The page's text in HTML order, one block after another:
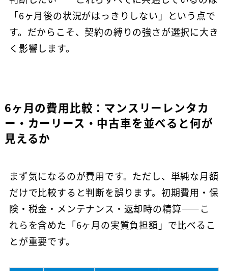
「6ヶ月後の状況がはっきりしない」という点で
す。だからこそ、契約の縛りの強さが選択に大き
く影響します。
6ヶ月の費用比較：マンスリーレンタカ
ー・カーリース・中古車を並べると何が
見えるか
まず気になるのが費用です。ただし、単純な月額
だけで比較すると判断を誤ります。初期費用・保
険・税金・メンテナンス・返却時の精算——こ
れらを含めた「6ヶ月の実質負担額」で比べるこ
とが重要です。